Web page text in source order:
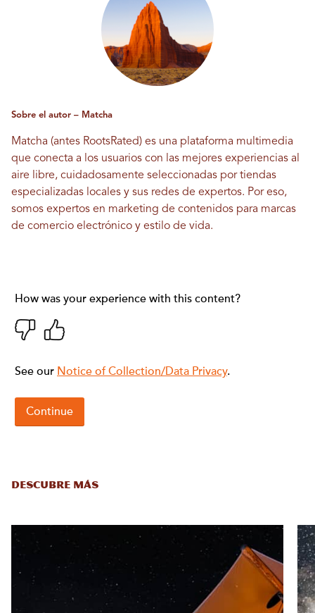
Sobre el autor – Matcha
Matcha (antes RootsRated) es una plataforma multimedia
que conecta a los usuarios con las mejores experiencias al
aire libre, cuidadosamente seleccionadas por tiendas
especializadas locales y sus redes de expertos. Por eso,
somos expertos en marketing de contenidos para marcas
de comercio electrónico y estilo de vida.
DESCUBRE MÁS